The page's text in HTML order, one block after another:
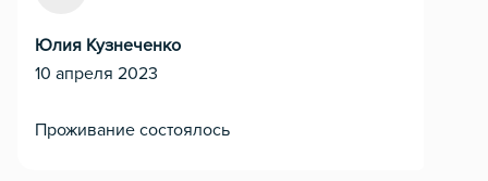
Юлия Кузнеченко
10 апреля 2023
Проживание состоялось